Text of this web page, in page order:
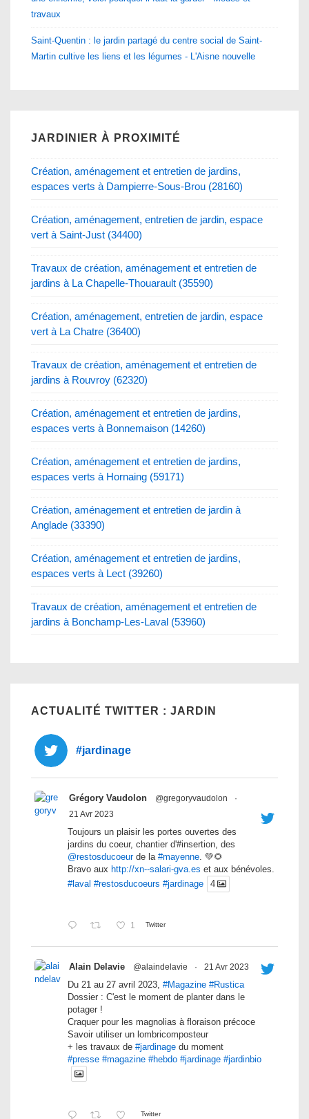
travaux
Saint-Quentin : le jardin partagé du centre social de Saint-
Martin cultive les liens et les légumes - L'Aisne nouvelle
JARDINIER À PROXIMITÉ
Création, aménagement et entretien de jardins,
espaces verts à Dampierre-Sous-Brou (28160)
Création, aménagement, entretien de jardin, espace
vert à Saint-Just (34400)
Travaux de création, aménagement et entretien de
jardins à La Chapelle-Thouarault (35590)
Création, aménagement, entretien de jardin, espace
vert à La Chatre (36400)
Travaux de création, aménagement et entretien de
jardins à Rouvroy (62320)
Création, aménagement et entretien de jardins,
espaces verts à Bonnemaison (14260)
Création, aménagement et entretien de jardins,
espaces verts à Hornaing (59171)
Création, aménagement et entretien de jardin à
Anglade (33390)
Création, aménagement et entretien de jardins,
espaces verts à Lect (39260)
Travaux de création, aménagement et entretien de
jardins à Bonchamp-Les-Laval (53960)
ACTUALITÉ TWITTER : JARDIN
#jardinage
Grégory Vaudolon @gregoryvaudolon
·
21 Avr 2023
Toujours un plaisir les portes ouvertes des
jardins du coeur, chantier d'#insertion, des
@restosducoeurde la #mayenne. 💚🌻
Bravo aux http://xn--salari-gva.es et aux bénévoles.
#laval #restosducoeurs #jardinage 4
1 Twitter
Alain Delavie @alaindelavie · 21 Avr 2023
Du 21 au 27 avril 2023, #Magazine #Rustica
Dossier : C'est le moment de planter dans le
potager !
Craquer pour les magnolias à floraison précoce
Savoir utiliser un lombricomposteur
+ les travaux de #jardinage du moment
#presse #magazine #hebdo #jardinage #jardinbio
Twitter